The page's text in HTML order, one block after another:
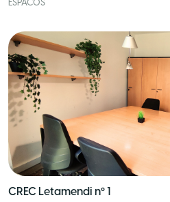
ESPACOS
CREC Letamendi nº 1